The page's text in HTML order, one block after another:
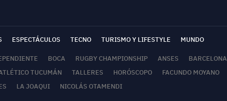
ESPECTÁCULOS TECNO TURISMO Y LIFESTYLE MUNDO
BOCA RUGBY CHAMPIONSHIP ANSES
BARCELONA
TUCUMÁN TALLERES HORÓSCOPO
FACUNDO MOYANO
LA JOAQUI
NICOLÁS OTAMENDI